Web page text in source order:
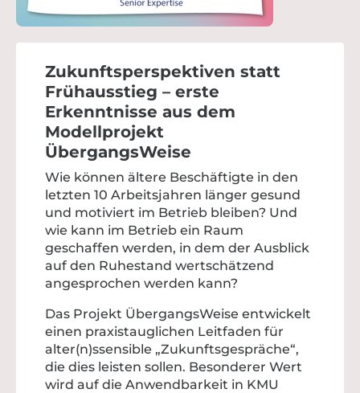
Zukunftsperspektiven statt
Frühausstieg – erste
Erkenntnisse aus dem
Modellprojekt
ÜbergangsWeise
Wie können ältere Beschäftigte in den
letzten 10 Arbeitsjahren länger gesund
und motiviert im Betrieb bleiben? Und
wie kann im Betrieb ein Raum
geschaffen werden, in dem der Ausblick
auf den Ruhestand wertschätzend
angesprochen werden kann?
Das Projekt ÜbergangsWeise entwickelt
einen praxistauglichen Leitfaden für
alter(n)ssensible „Zukunftsgespräche“,
die dies leisten sollen. Besonderer Wert
wird auf die Anwendbarkeit in KMU